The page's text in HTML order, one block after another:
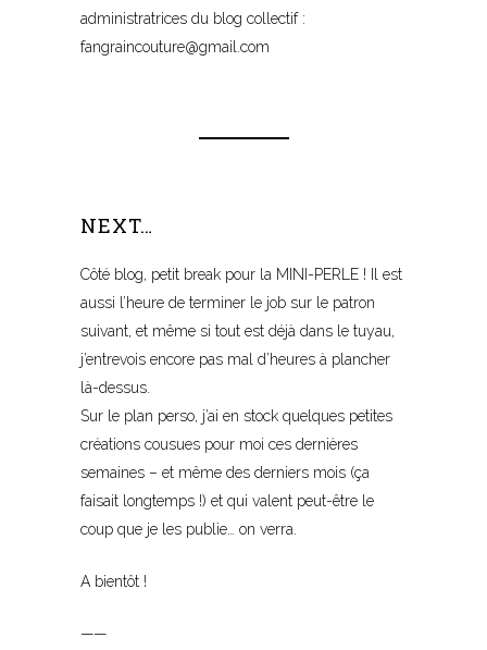
administratrices du blog collectif :
fangraincouture@gmail.com
NEXT…
Côté blog, petit break pour la MINI-PERLE ! Il est
aussi l’heure de terminer le job sur le patron
suivant, et même si tout est déjà dans le tuyau,
j’entrevois encore pas mal d’heures à plancher
là-dessus.
Sur le plan perso, j’ai en stock quelques petites
créations cousues pour moi ces dernières
semaines – et même des derniers mois (ça
faisait longtemps !) et qui valent peut-être le
coup que je les publie… on verra.
A bientôt !
——